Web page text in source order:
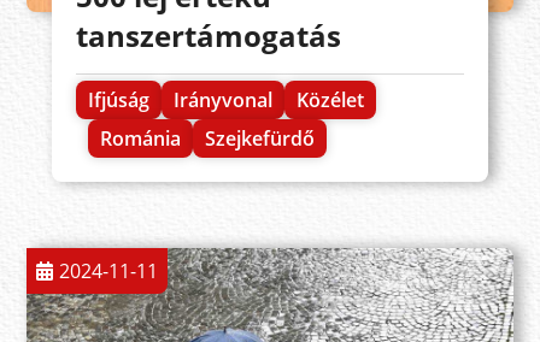
tanszertámogatás
Ifjúság Irányvonal
Közélet
Románia
Szejkefürdő
2024-11-11